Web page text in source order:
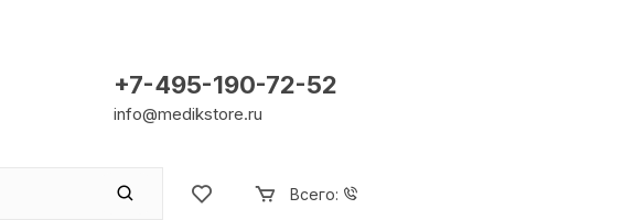
+7-495-190-72-52
info@medikstore.ru
Всего: